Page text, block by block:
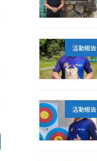
活動報告
活動報告